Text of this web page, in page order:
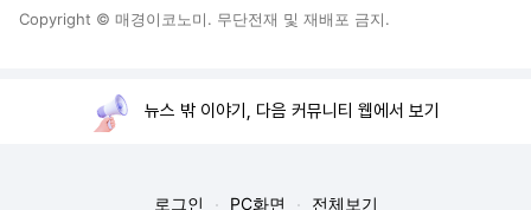
Copyright © 매경이코노미. 무단전재 및 재배포 금지.
뉴스 밖 이야기, 다음 커뮤니티 웹에서 보기
로그인 PC화면 전체보기